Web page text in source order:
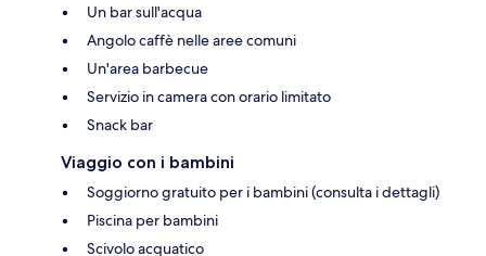
Un bar sull'acqua
Angolo caffè nelle aree comuni
Un'area barbecue
Servizio in camera con orario limitato
Snack bar
Viaggio con i bambini
Soggiorno gratuito per i bambini (consulta i dettagli)
Piscina per bambini
Scivolo acquatico